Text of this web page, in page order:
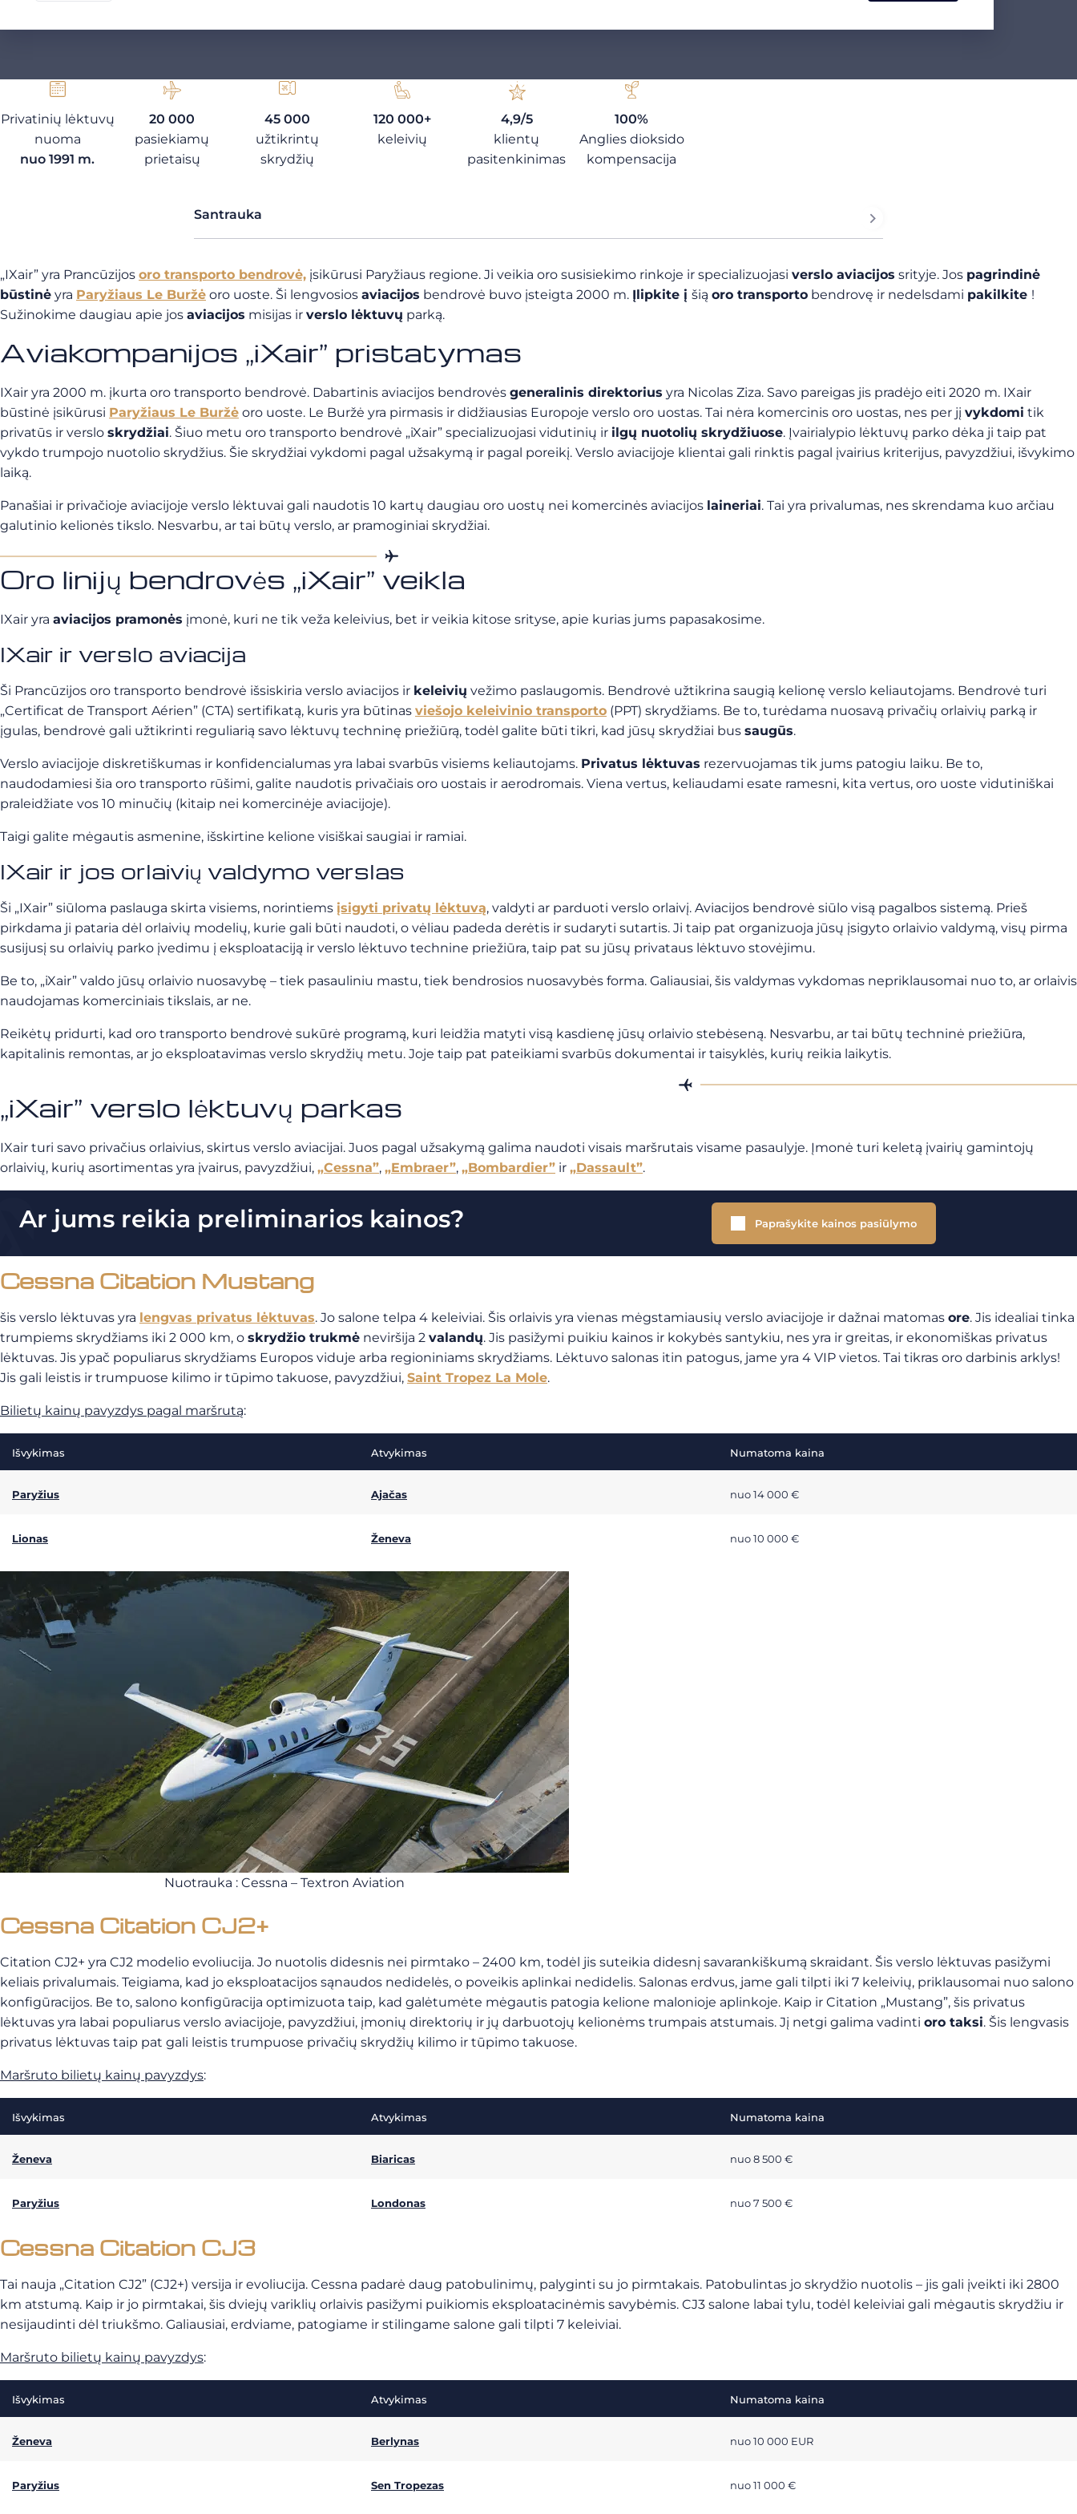
Privatinių lėktuvų
nuoma
nuo 1991 m.
20 000
pasiekiamų
prietaisų
45 000
užtikrintų
skrydžių
120 000+
keleivių
4,9/5
klientų
pasitenkinimas
100%
Anglies dioksido
kompensacija
Santrauka
„IXair” yra Prancūzijos oro transporto bendrovė, įsikūrusi Paryžiaus regione. Ji veikia oro susisiekimo rinkoje ir specializuojasi verslo aviacijos srityje. Jos pagrindinė
būstinė yra Paryžiaus Le Buržė oro uoste. Ši lengvosios aviacijos bendrovė buvo įsteigta 2000 m. Įlipkite į šią oro transporto bendrovę ir nedelsdami pakilkite !
Sužinokime daugiau apie jos aviacijos misijas ir verslo lėktuvų parką.
Aviakompanijos „iXair” pristatymas
IXair yra 2000 m. įkurta oro transporto bendrovė. Dabartinis aviacijos bendrovės generalinis direktorius yra Nicolas Ziza. Savo pareigas jis pradėjo eiti 2020 m. IXair
būstinė įsikūrusi Paryžiaus Le Buržė oro uoste. Le Buržė yra pirmasis ir didžiausias Europoje verslo oro uostas. Tai nėra komercinis oro uostas, nes per jį vykdomi tik
privatūs ir verslo skrydžiai. Šiuo metu oro transporto bendrovė „iXair” specializuojasi vidutinių ir ilgų nuotolių skrydžiuose. Įvairialypio lėktuvų parko dėka ji taip pat
vykdo trumpojo nuotolio skrydžius. Šie skrydžiai vykdomi pagal užsakymą ir pagal poreikį. Verslo aviacijoje klientai gali rinktis pagal įvairius kriterijus, pavyzdžiui, išvykimo
laiką.
Panašiai ir privačioje aviacijoje verslo lėktuvai gali naudotis 10 kartų daugiau oro uostų nei komercinės aviacijos laineriai. Tai yra privalumas, nes skrendama kuo arčiau
galutinio kelionės tikslo. Nesvarbu, ar tai būtų verslo, ar pramoginiai skrydžiai.
Oro linijų bendrovės „iXair” veikla
IXair yra aviacijos pramonės įmonė, kuri ne tik veža keleivius, bet ir veikia kitose srityse, apie kurias jums papasakosime.
IXair ir verslo aviacija
Ši Prancūzijos oro transporto bendrovė išsiskiria verslo aviacijos ir keleivių vežimo paslaugomis. Bendrovė užtikrina saugią kelionę verslo keliautojams. Bendrovė turi
„Certificat de Transport Aérien” (CTA) sertifikatą, kuris yra būtinas viešojo keleivinio transporto (PPT) skrydžiams. Be to, turėdama nuosavą privačių orlaivių parką ir
įgulas, bendrovė gali užtikrinti reguliarią savo lėktuvų techninę priežiūrą, todėl galite būti tikri, kad jūsų skrydžiai bus saugūs.
Verslo aviacijoje diskretiškumas ir konfidencialumas yra labai svarbūs visiems keliautojams. Privatus lėktuvas rezervuojamas tik jums patogiu laiku. Be to,
naudodamiesi šia oro transporto rūšimi, galite naudotis privačiais oro uostais ir aerodromais. Viena vertus, keliaudami esate ramesni, kita vertus, oro uoste vidutiniškai
praleidžiate vos 10 minučių (kitaip nei komercinėje aviacijoje).
Taigi galite mėgautis asmenine, išskirtine kelione visiškai saugiai ir ramiai.
IXair ir jos orlaivių valdymo verslas
Ši „IXair” siūloma paslauga skirta visiems, norintiems įsigyti privatų lėktuvą, valdyti ar parduoti verslo orlaivį. Aviacijos bendrovė siūlo visą pagalbos sistemą. Prieš
pirkdama ji pataria dėl orlaivių modelių, kurie gali būti naudoti, o vėliau padeda derėtis ir sudaryti sutartis. Ji taip pat organizuoja jūsų įsigyto orlaivio valdymą, visų pirma
susijusį su orlaivių parko įvedimu į eksploataciją ir verslo lėktuvo technine priežiūra, taip pat su jūsų privataus lėktuvo stovėjimu.
Be to, „iXair” valdo jūsų orlaivio nuosavybę – tiek pasauliniu mastu, tiek bendrosios nuosavybės forma. Galiausiai, šis valdymas vykdomas nepriklausomai nuo to, ar orlaivis
naudojamas komerciniais tikslais, ar ne.
Reikėtų pridurti, kad oro transporto bendrovė sukūrė programą, kuri leidžia matyti visą kasdienę jūsų orlaivio stebėseną. Nesvarbu, ar tai būtų techninė priežiūra,
kapitalinis remontas, ar jo eksploatavimas verslo skrydžių metu. Joje taip pat pateikiami svarbūs dokumentai ir taisyklės, kurių reikia laikytis.
„iXair” verslo lėktuvų parkas
IXair turi savo privačius orlaivius, skirtus verslo aviacijai. Juos pagal užsakymą galima naudoti visais maršrutais visame pasaulyje. Įmonė turi keletą įvairių gamintojų
orlaivių, kurių asortimentas yra įvairus, pavyzdžiui, „Cessna”, „Embraer”, „Bombardier” ir „Dassault”.
Ar jums reikia preliminarios kainos? Paprašykite kainos pasiūlymo
Cessna Citation Mustang
šis verslo lėktuvas yra lengvas privatus lėktuvas. Jo salone telpa 4 keleiviai. Šis orlaivis yra vienas mėgstamiausių verslo aviacijoje ir dažnai matomas ore. Jis idealiai tinka
trumpiems skrydžiams iki 2 000 km, o skrydžio trukmė neviršija 2 valandų. Jis pasižymi puikiu kainos ir kokybės santykiu, nes yra ir greitas, ir ekonomiškas privatus
lėktuvas. Jis ypač populiarus skrydžiams Europos viduje arba regioniniams skrydžiams. Lėktuvo salonas itin patogus, jame yra 4 VIP vietos. Tai tikras oro darbinis arklys!
Jis gali leistis ir trumpuose kilimo ir tūpimo takuose, pavyzdžiui, Saint Tropez La Mole.
Bilietų kainų pavyzdys pagal maršrutą:
Išvykimas Atvykimas Numatoma kaina
Paryžius Ajačas nuo 14 000 €
Lionas Ženeva nuo 10 000 €
Nuotrauka : Cessna – Textron Aviation
Cessna Citation CJ2+
Citation CJ2+ yra CJ2 modelio evoliucija. Jo nuotolis didesnis nei pirmtako – 2400 km, todėl jis suteikia didesnį savarankiškumą skraidant. Šis verslo lėktuvas pasižymi
keliais privalumais. Teigiama, kad jo eksploatacijos sąnaudos nedidelės, o poveikis aplinkai nedidelis. Salonas erdvus, jame gali tilpti iki 7 keleivių, priklausomai nuo salono
konfigūracijos. Be to, salono konfigūracija optimizuota taip, kad galėtumėte mėgautis patogia kelione malonioje aplinkoje. Kaip ir Citation „Mustang”, šis privatus
lėktuvas yra labai populiarus verslo aviacijoje, pavyzdžiui, įmonių direktorių ir jų darbuotojų kelionėms trumpais atstumais. Jį netgi galima vadinti oro taksi. Šis lengvasis
privatus lėktuvas taip pat gali leistis trumpuose privačių skrydžių kilimo ir tūpimo takuose.
Maršruto bilietų kainų pavyzdys:
Išvykimas Atvykimas Numatoma kaina
Ženeva Biaricas nuo 8 500 €
Paryžius Londonas nuo 7 500 €
Cessna Citation CJ3
Tai nauja „Citation CJ2” (CJ2+) versija ir evoliucija. Cessna padarė daug patobulinimų, palyginti su jo pirmtakais. Patobulintas jo skrydžio nuotolis – jis gali įveikti iki 2800
km atstumą. Kaip ir jo pirmtakai, šis dviejų variklių orlaivis pasižymi puikiomis eksploatacinėmis savybėmis. CJ3 salone labai tylu, todėl keleiviai gali mėgautis skrydžiu ir
nesijaudinti dėl triukšmo. Galiausiai, erdviame, patogiame ir stilingame salone gali tilpti 7 keleiviai.
Maršruto bilietų kainų pavyzdys:
Išvykimas Atvykimas Numatoma kaina
Ženeva Berlynas nuo 10 000 EUR
Paryžius Sen Tropezas nuo 11 000 €